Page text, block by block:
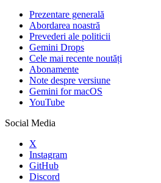
Prezentare generală
Abordarea noastră
Prevederi ale politicii
Gemini Drops
Cele mai recente noutăți
Abonamente
Note despre versiune
Gemini for macOS
YouTube
Social Media
X
Instagram
GitHub
Discord